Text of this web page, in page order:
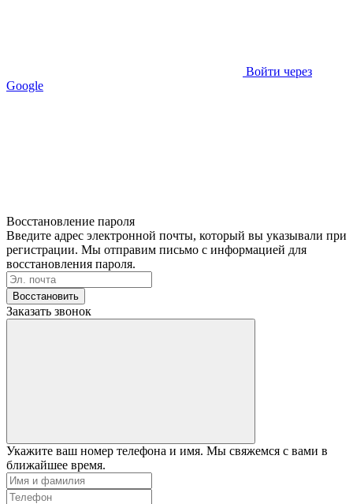
Войти через
Google
Восстановление пароля
Введите адрес электронной почты, который вы указывали при
регистрации. Мы отправим письмо с информацией для
восстановления пароля.
Восстановить
Заказать звонок
Укажите ваш номер телефона и имя. Мы свяжемся с вами в
ближайшее время.